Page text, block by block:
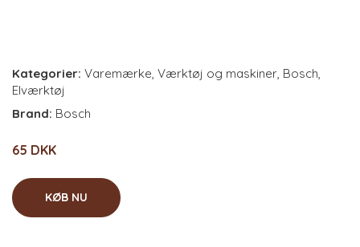
Kategorier: Varemærke, Værktøj og maskiner, Bosch,
Elværktøj
Brand: Bosch
65 DKK
KØB NU